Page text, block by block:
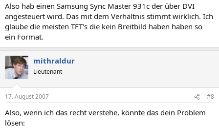
Also hab einen Samsung Sync Master 931c der über DVI
angesteuert wird. Das mit dem Verhältnis stimmt wirklich. Ich
glaube die meisten TFT's die kein Breitbild haben haben so
ein Format.
mithraldur
Lieutenant
17. August 2007 #8
Also, wenn ich das recht verstehe, könnte das dein Problem
lösen: